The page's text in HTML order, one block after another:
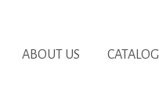
ABOUT US CATALOG